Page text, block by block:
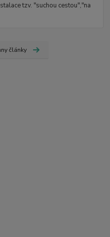
tzv. "suchou cestou","na
články